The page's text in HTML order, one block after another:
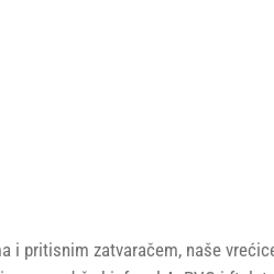
i pritisnim zatvaračem, naše